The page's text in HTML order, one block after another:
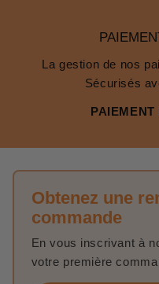
La gestion de nos
Sécurisés
Obtenez une
commande
En vous inscrivant à
votre première